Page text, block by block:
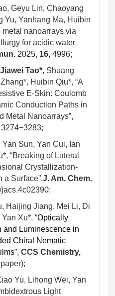
Geyu Lin, Chaoyang
Yu, Yanhang Ma, Huibin
nanoarrays via
for acidic water
2025, 16, 4996;
Jiawei Tao*, Shuang
Huibin Qiu*, “A
E-Skin: Coulomb
Conduction Paths in
Metal Nanoarrays”,
Yan Sun, Yan Cui, Ian
“Breaking of Lateral
Crystallization-
a Surface”,J. Am. Chem.
Haijing Jiang, Mei Li, Di
Xu*, “Optically
and Luminescence in
Chiral Nematic
”, CCS Chemistry,
Yu, Lihong Wei, Yan
Light